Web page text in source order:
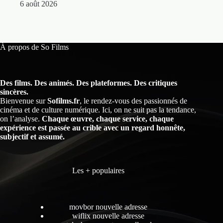
6 août 2026
À propos de So Films
Des films. Des animés. Des plateformes. Des critiques
sincères.
Bienvenue surSofilms.fr, le rendez-vous des passionnés de
cinéma et de culture numérique. Ici, on ne suit pas la tendance,
on l’analyse. Chaque œuvre, chaque service, chaque
expérience est passée au crible avec un regard honnête,
subjectif et assumé.
Les + populaires
movbor nouvelle adresse
wiflix nouvelle adresse